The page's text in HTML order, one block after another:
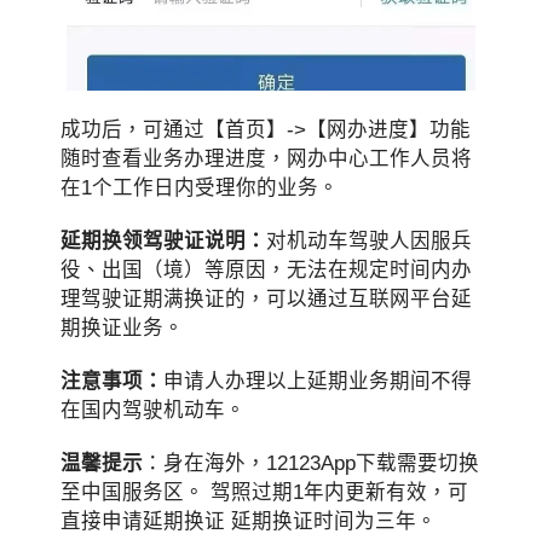
成功后，可通过【首页】->【网办进度】功能
随时查看业务办理进度，网办中心工作人员将
在1个工作日内受理你的业务。
延期换领驾驶证说明： 对机动车驾驶人因服兵
役、出国（境）等原因，无法在规定时间内办
理驾驶证期满换证的，可以通过互联网平台延
期换证业务。
注意事项： 申请人办理以上延期业务期间不得
在国内驾驶机动车。
温馨提示 ：身在海外，12123App下载需要切换
至中国服务区。 驾照过期1年内更新有效，可
直接申请延期换证 延期换证时间为三年。